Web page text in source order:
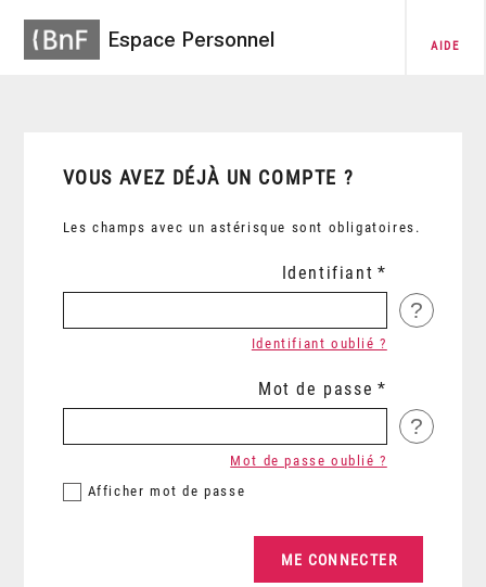
Espace Personnel AIDE
VOUS AVEZ DÉJÀ UN COMPTE ?
Les champs avec un astérisque sont obligatoires.
Identifiant
?
Identifiant oublié ?
Mot de passe
?
Afficher mot de passe
Mot de passe oublié ?